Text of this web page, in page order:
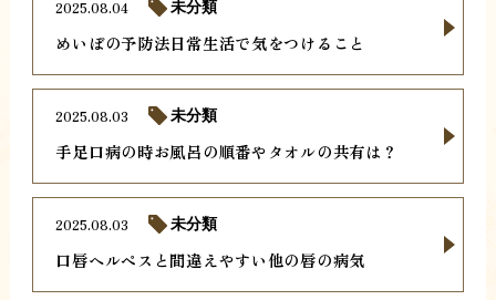
めいぼの予防法日常生活で気をつけること
2025.08.04 未分類
手足口病の時お風呂の順番やタオルの共有は？
2025.08.03 未分類
口唇ヘルペスと間違えやすい他の唇の病気
2025.08.03 未分類